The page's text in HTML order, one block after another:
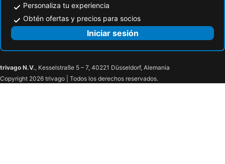
Personaliza tu experiencia
Obtén ofertas y precios para socios
Iniciar sesión
trivago N.V., Kesselstraße 5 – 7, 40221 Düsseldorf, Alemania
Copyright 2026 trivago | Todos los derechos reservados.